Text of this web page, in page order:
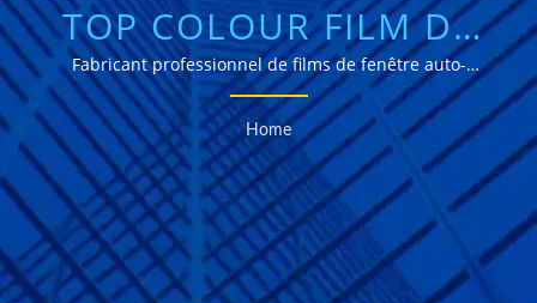
TOP COLOUR FILM DE
CONTRÔLE SOLAIRE |
SOLUTIONS
INNOVANTES DE FILMS
POUR FENÊTRES - TOP
COLOUR
Fabricant professionnel de films de fenêtre auto-
adhésifs pour le contrôle solaire, décoratifs et de
sécurité.
Home